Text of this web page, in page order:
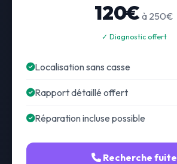
120€ à 250€
✓ Diagnostic offert
Localisation sans casse
Rapport détaillé offert
Réparation incluse possible
Recherche fuite